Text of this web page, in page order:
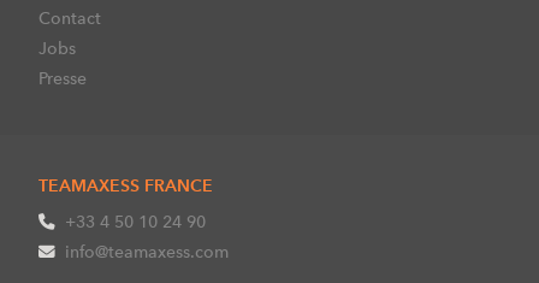
Contact
Jobs
Presse
TEAMAXESS FRANCE
+33 4 50 10 24 90
info@teamaxess.com